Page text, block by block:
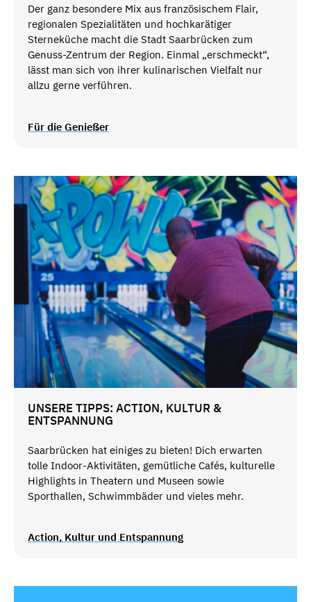
Der ganz besondere Mix aus französischem Flair,
regionalen Spezialitäten und hochkarätiger
Sterneküche macht die Stadt Saarbrücken zum
Genuss-Zentrum der Region. Einmal „erschmeckt“,
lässt man sich von ihrer kulinarischen Vielfalt nur
allzu gerne verführen.
Für die Genießer
UNSERE TIPPS: ACTION, KULTUR &
ENTSPANNUNG
Saarbrücken hat einiges zu bieten! Dich erwarten
tolle Indoor-Aktivitäten, gemütliche Cafés, kulturelle
Highlights in Theatern und Museen sowie
Sporthallen, Schwimmbäder und vieles mehr.
Action, Kultur und Entspannung